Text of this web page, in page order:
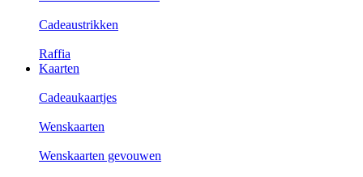
Cadeaustrikken
Raffia
Kaarten
Cadeaukaartjes
Wenskaarten
Wenskaarten gevouwen